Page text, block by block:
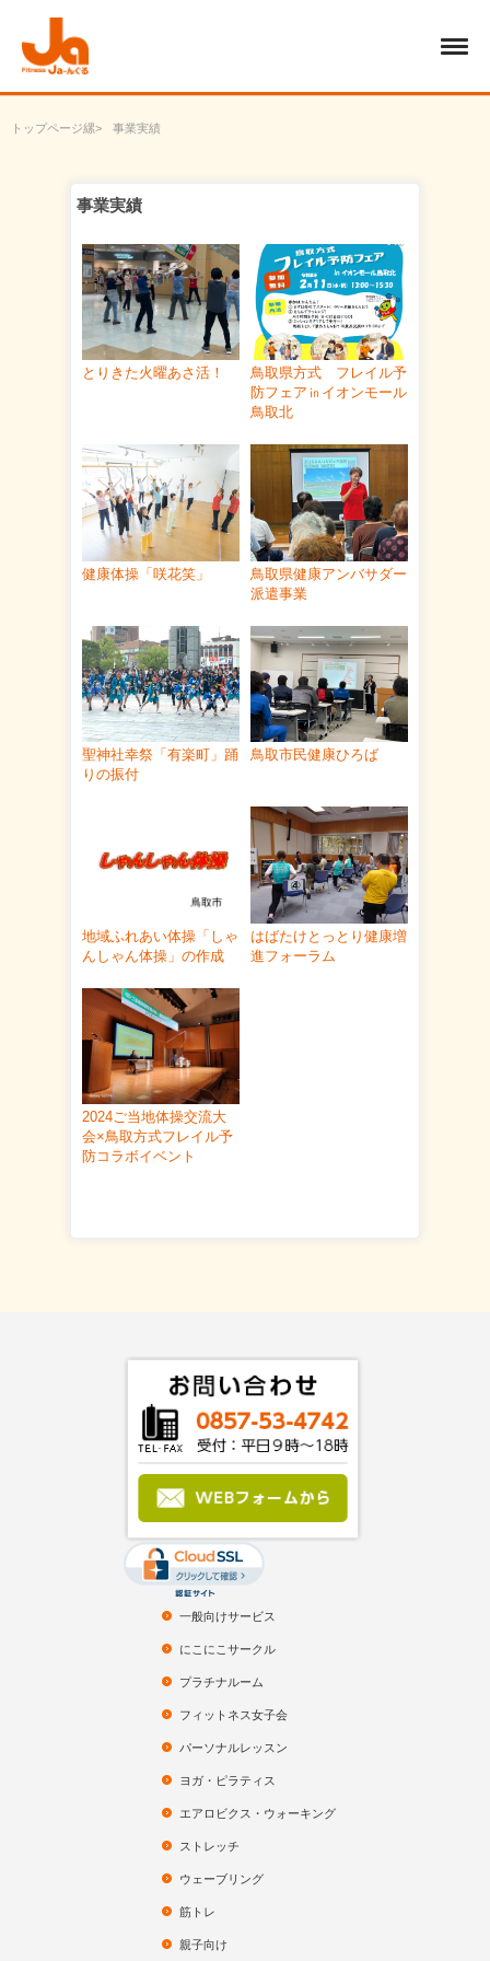
トップページ 事業実績
事業実績
とりきた火曜あさ活！
鳥取県方式 フレイル予
防フェア㏌イオンモール
鳥取北
健康体操「咲花笑」
鳥取県健康アンバサダー
派遣事業
聖神社幸祭「有楽町」踊
りの振付
鳥取市民健康ひろば
地域ふれあい体操「しゃ
んしゃん体操」の作成
はばたけとっとり健康増
進フォーラム
2024ご当地体操交流大
会×鳥取方式フレイル予
防コラボイベント
一般向けサービス
にこにこサークル
プラチナルーム
フィットネス女子会
パーソナルレッスン
ヨガ・ピラティス
エアロビクス・ウォーキング
ストレッチ
ウェーブリング
筋トレ
親子向け